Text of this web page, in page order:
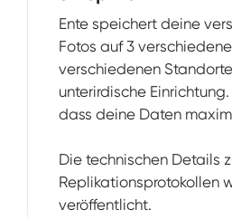
Ente speichert deine
Fotos auf 3
verschiedenen
unterirdische
dass deine Daten
Die technischen Details
Replikationsprotokollen
veröffentlicht.